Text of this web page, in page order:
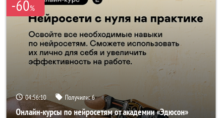
-60%
04:56:10 Получили:6
Онлайн-курсы по нейросетям от академии «Эдюсон»